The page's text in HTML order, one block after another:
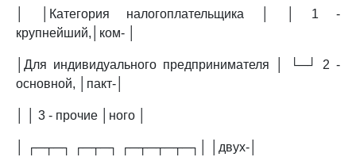
│ │Категория налогоплательщика │ │ 1 -
крупнейший,│ком- │
│Для индивидуального предпринимателя │ └─┘ 2 -
основной, │пакт-│
│ │ 3 - прочие │ного │
│ ┌─┬─┐ ┌─┬─┐ ┌─┬─┬─┬─┐│ │двух-│